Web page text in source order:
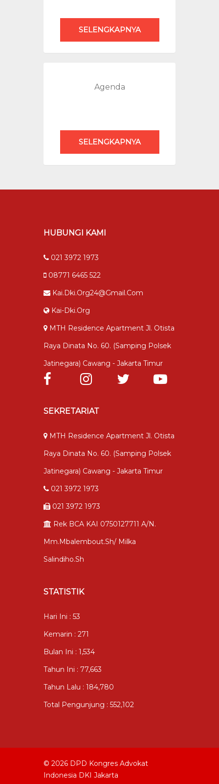
SELENGKAPNYA
Agenda
SELENGKAPNYA
HUBUNGI KAMI
021 3972 1973
08771 6465 522
Kai.dki.org24@gmail.com
Kai-Dki.org
MTH Residence Apartment Jl. Otista
Raya Dinata No. 60. (samping Polsek
Jatinegara) Cawang - Jakarta Timur
SEKRETARIAT
MTH Residence Apartment Jl. Otista
Raya Dinata No. 60. (samping Polsek
Jatinegara) Cawang - Jakarta Timur
021 3972 1973
021 3972 1973
Rek BCA KAI 0750127711 A/n.
Mm.mbalembout.sh/ Milka
Salindiho.sh
STATISTIK
Hari Ini : 53
Kemarin : 271
Bulan Ini : 1,534
Tahun Ini : 77,663
Tahun Lalu : 184,780
Total Pengunjung : 552,102
© 2026 DPD Kongres Advokat
Indonesia DKI Jakarta